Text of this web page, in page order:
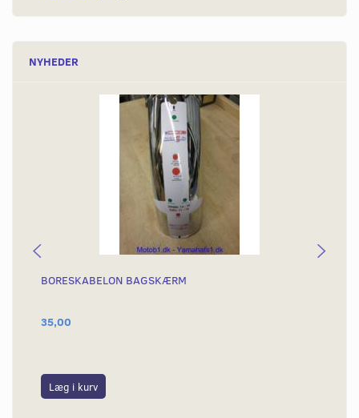
NYHEDER
BORESKABELON BAGSKÆRM
35,00
Læg i kurv